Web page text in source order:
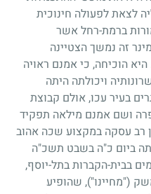
לצאת לפעולה חינוכית
ברמת-רחל אשר
זה נמשך הצטיינה
הוכיחה, כי אמנם ראויה
ויכולתה היתה
בעיר עכו, אולם קבוצת
ושם אמנם מילאה תפקיד
רב עסקה במקצוע שכה אהוב
ביום כ"ה בשבט תשכ"ה
בבית-הקברות בתל-יוסף,
("מחיינו"), שהופיע